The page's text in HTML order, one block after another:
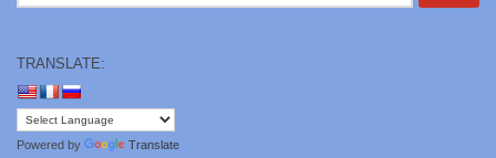
TRANSLATE:
Powered by Translate